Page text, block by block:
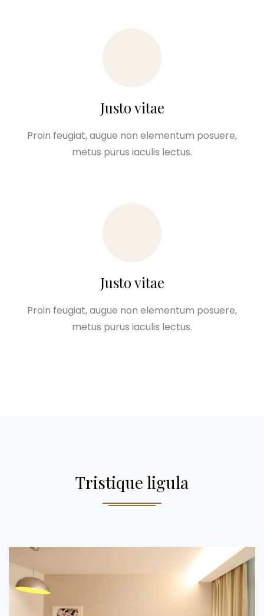
Justo vitae
Proin feugiat, augue non elementum posuere,
metus purus iaculis lectus.
Justo vitae
Proin feugiat, augue non elementum posuere,
metus purus iaculis lectus.
Tristique ligula